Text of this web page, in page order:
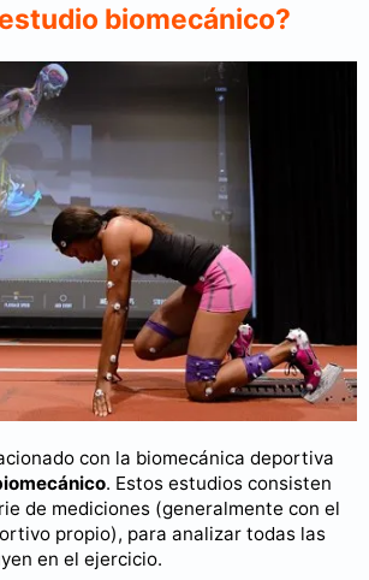
biomecánico?
con la biomecánica deportiva
. Estos estudios consisten
de mediciones (generalmente con el
propio), para analizar todas las
en el ejercicio.